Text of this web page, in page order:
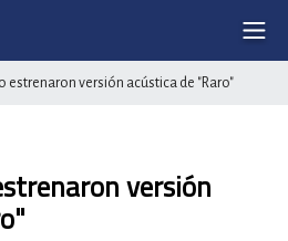
estrenaron versión acústica de "Raro"
versión